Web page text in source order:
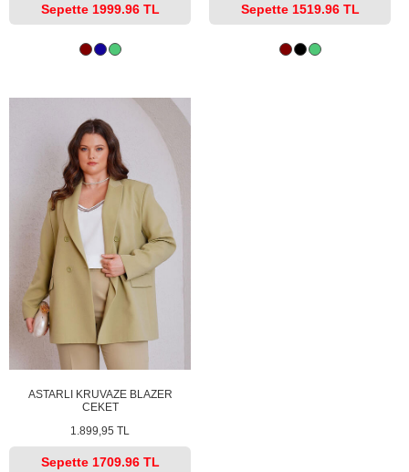
Sepette 1999.96 TL Sepette 1519.96 TL
ASTARLI KRUVAZE BLAZER
CEKET
1.899,95 TL
Sepette 1709.96 TL